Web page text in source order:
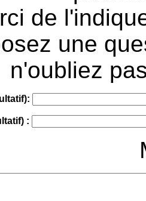
de
une
n'oubliez
: